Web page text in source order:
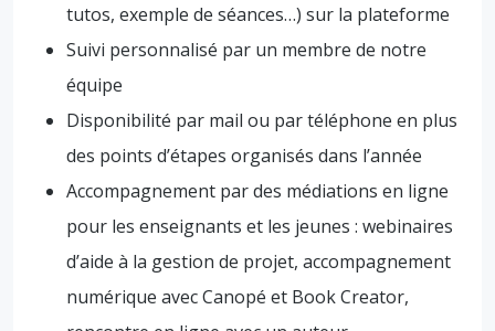
tutos, exemple de séances…) sur la plateforme
Suivi personnalisé par un membre de notre
équipe
Disponibilité par mail ou par téléphone en plus
des points d’étapes organisés dans l’année
Accompagnement par des médiations en ligne
pour les enseignants et les jeunes : webinaires
d’aide à la gestion de projet, accompagnement
numérique avec Canopé et Book Creator,